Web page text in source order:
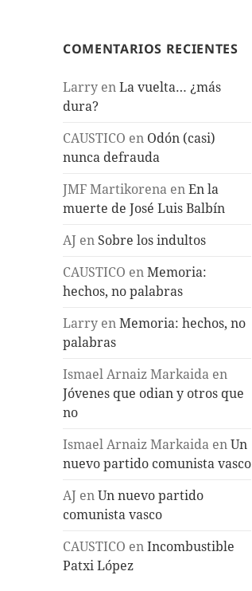
COMENTARIOS RECIENTES
Larry enLa vuelta… ¿más
dura?
CAUSTICO en Odón (casi)
nunca defrauda
JMF Martikorena enEn la
muerte de José Luis Balbín
AJ en Sobre los indultos
CAUSTICO enMemoria:
hechos, no palabras
Larry enMemoria: hechos, no
palabras
Ismael Arnaiz Markaida en
Jóvenes que odian y otros que
no
Ismael Arnaiz Markaida enUn
nuevo partido comunista vasco
AJ enUn nuevo partido
comunista vasco
CAUSTICO enIncombustible
Patxi López